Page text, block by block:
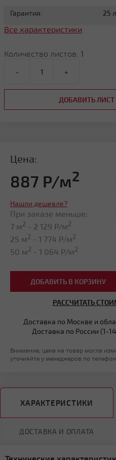
Гарантия: 25
Все характеристики
Количество листов: 1
- +
ДОБАВИТЬ
Цена:
887 Р/м2
Нашли дешевле?
При заказе меньше:
7 м2 - 2 129 Р/м2
25 м2 - 1 774 Р/м2
50 м2 - 1 064 Р/м2
ДОБАВИТЬ В КОРЗИНУ
РАССЧИТАТЬ
Доставка по Москве и
Доставка по России (1-
Внимание, цена на товар могла
уточняйте у менеджеров по
ХАРАКТЕРИСТИКИ
ДОСТАВКА И ОПЛАТА
Технические